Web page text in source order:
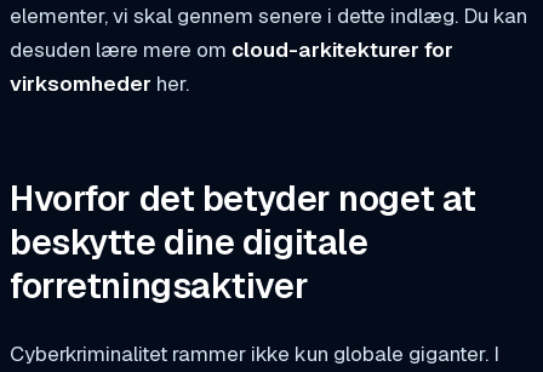
elementer, vi skal gennem senere i dette indlæg. Du kan
desuden lære mere om cloud-arkitekturer for
virksomheder her.
Hvorfor det betyder noget at
beskytte dine digitale
forretningsaktiver
Cyberkriminalitet rammer ikke kun globale giganter. I